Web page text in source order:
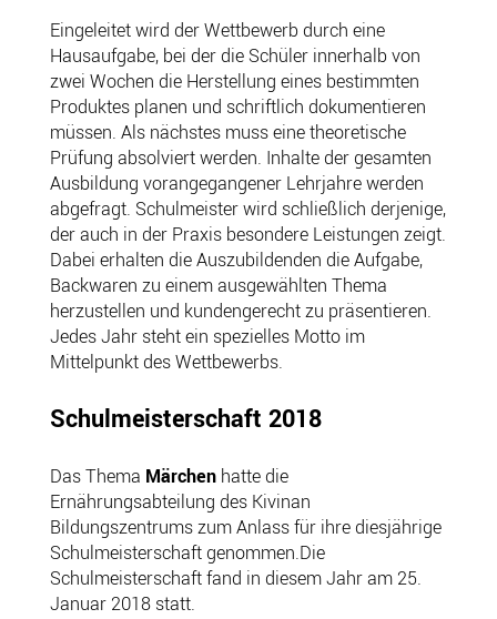
Eingeleitet wird der Wettbewerb durch eine
Hausaufgabe, bei der die Schüler innerhalb von
zwei Wochen die Herstellung eines bestimmten
Produktes planen und schriftlich dokumentieren
müssen. Als nächstes muss eine theoretische
Prüfung absolviert werden. Inhalte der gesamten
Ausbildung vorangegangener Lehrjahre werden
abgefragt. Schulmeister wird schließlich derjenige,
der auch in der Praxis besondere Leistungen zeigt.
Dabei erhalten die Auszubildenden die Aufgabe,
Backwaren zu einem ausgewählten Thema
herzustellen und kundengerecht zu präsentieren.
Jedes Jahr steht ein spezielles Motto im
Mittelpunkt des Wettbewerbs.
Schulmeisterschaft 2018
Das Thema Märchenhatte die
Ernährungsabteilung des Kivinan
Bildungszentrums zum Anlass für ihre diesjährige
Schulmeisterschaft genommen.Die
Schulmeisterschaft fand in diesem Jahr am 25.
Januar 2018 statt.